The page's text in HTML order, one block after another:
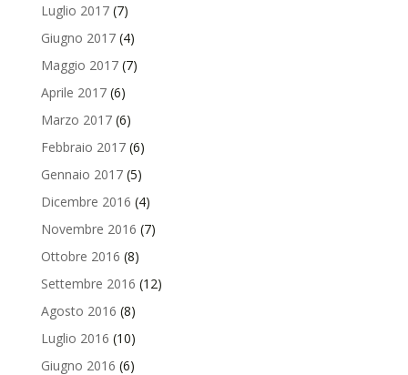
Luglio 2017(7)
Giugno 2017(4)
Maggio 2017(7)
Aprile 2017(6)
Marzo 2017(6)
Febbraio 2017(6)
Gennaio 2017(5)
Dicembre 2016 (4)
Novembre 2016 (7)
Ottobre 2016 (8)
Settembre 2016 (12)
Agosto 2016 (8)
Luglio 2016 (10)
Giugno 2016 (6)